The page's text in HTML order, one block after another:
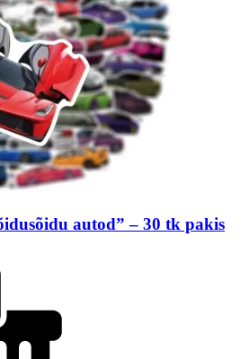
autod” – 30 tk pakis